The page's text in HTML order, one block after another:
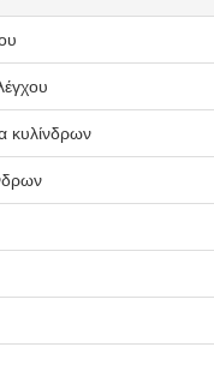
κυλίνδρων